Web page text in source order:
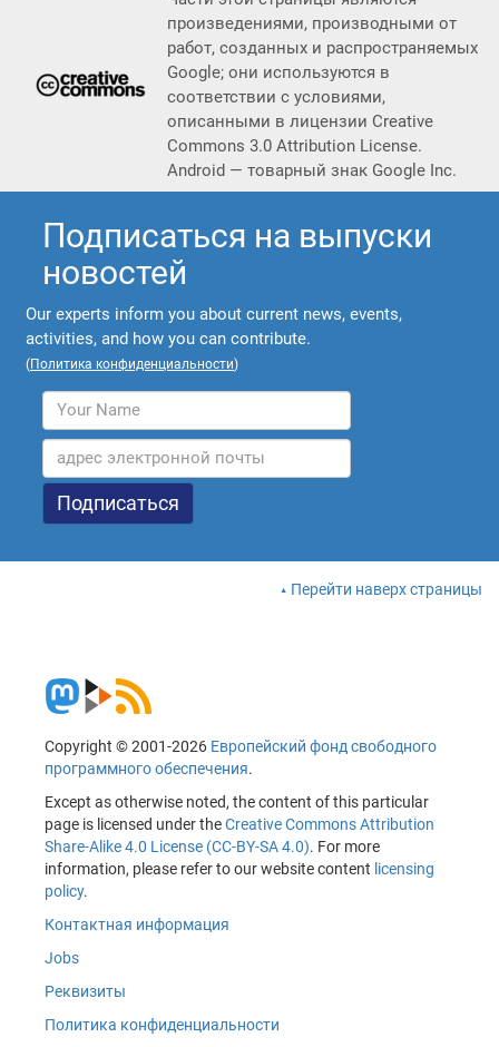
произведениями, производными от
работ, созданных и распространяемых
Google; они используются в
соответствии с условиями,
описанными в лицензии Creative
Commons 3.0 Attribution License.
Android — товарный знак Google Inc.
Подписаться на выпуски
новостей
Our experts inform you about current news, events,
activities, and how you can contribute.
(Политика конфиденциальности)
Перейти наверх страницы
Copyright © 2001-2026 Европейский фонд свободного
программного обеспечения.
Except as otherwise noted, the content of this particular
page is licensed under theCreative Commons Attribution
Share-Alike 4.0 License (CC-BY-SA 4.0). For more
information, please refer to our website content licensing
policy.
Контактная информация
Jobs
Реквизиты
Политика конфиденциальности